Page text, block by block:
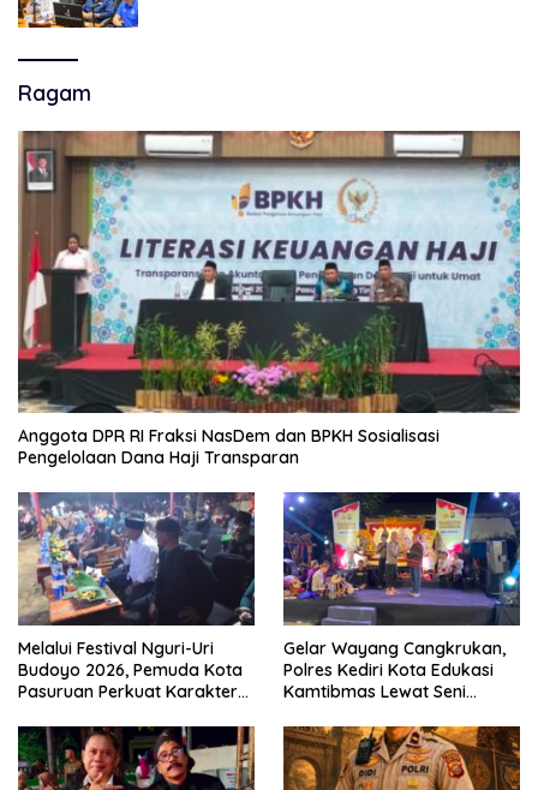
Ragam
Anggota DPR RI Fraksi NasDem dan BPKH Sosialisasi
Pengelolaan Dana Haji Transparan
Melalui Festival Nguri-Uri
Budoyo 2026, Pemuda Kota
Pasuruan Perkuat Karakter
Narkoba
Gelar Wayang Cangkrukan,
Polres Kediri Kota Edukasi
Kamtibmas Lewat Seni